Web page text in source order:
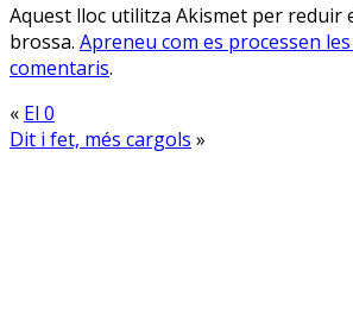
Aquest lloc utilitza Akismet per reduir
brossa. Apreneu com es processen
comentaris.
« El 0
Dit i fet, més cargols »